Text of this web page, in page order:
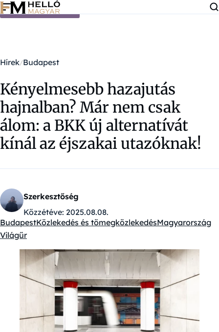
Ugrás a tartalomra
Hírek Budapest
Kényelmesebb hazajutás
hajnalban? Már nem csak
álom: a BKK új alternatívát
kínál az éjszakai utazóknak!
Szerkesztőség
Közzétéve: 2025.08.08.
Kategóriák:
BudapestKözlekedés és tömegközlekedésMagyarország
Világűr